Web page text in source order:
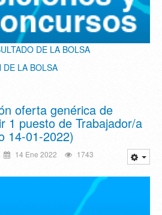
DE LA BOLSA
DE LA BOLSA
oferta genérica de
1 puesto de Trabajador/a
14-01-2022)
14 Ene 2022 1743